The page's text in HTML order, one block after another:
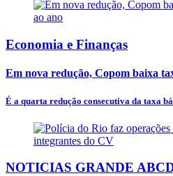
Economia e Finanças
Em nova redução, Copom baixa
É a quarta redução consecutiva da taxa
NOTICIAS GRANDE